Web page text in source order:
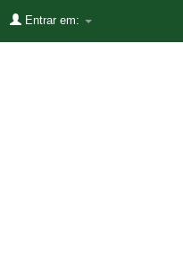
Entrar em: